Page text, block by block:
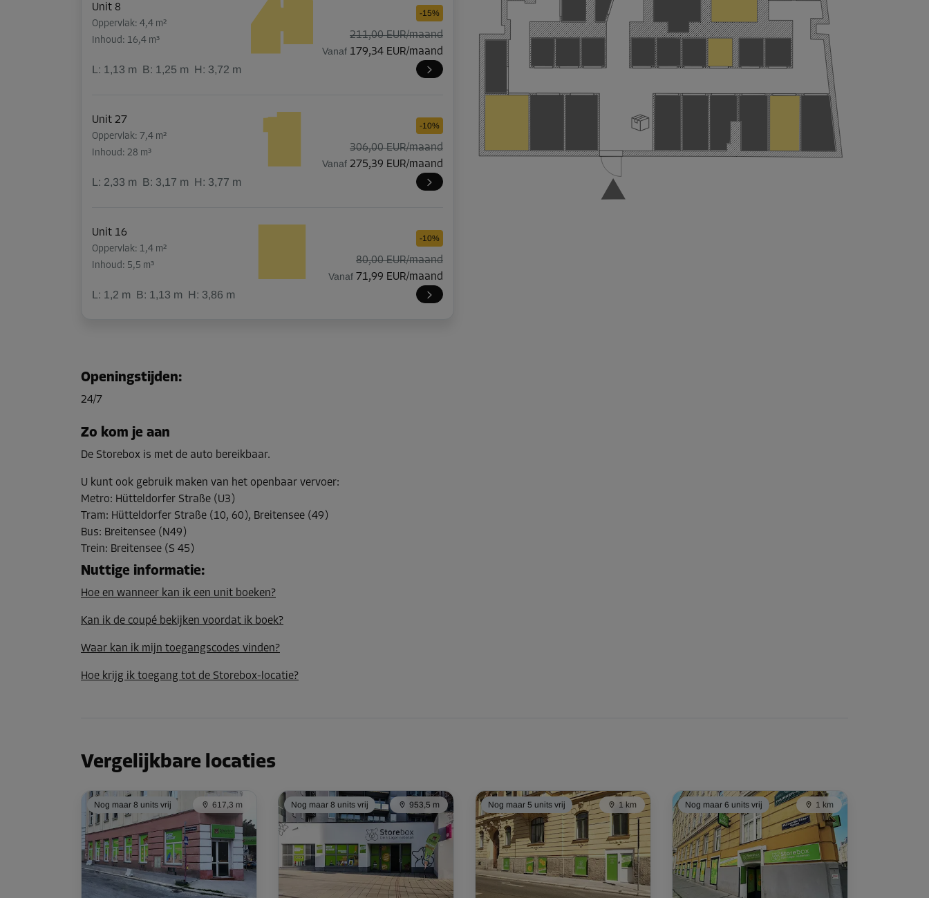
Unit 8
Oppervlak: 4,4 m²
Inhoud: 16,4 m³
L: 1,13 m B: 1,25 m H: 3,72 m
-15%
211,00 EUR/maand
Vanaf 179,34 EUR/maand
Unit 27
Oppervlak: 7,4 m²
Inhoud: 28 m³
L: 2,33 m B: 3,17 m H: 3,77 m
-10%
306,00 EUR/maand
Vanaf 275,39 EUR/maand
Unit 16
Oppervlak: 1,4 m²
Inhoud: 5,5 m³
L: 1,2 m B: 1,13 m H: 3,86 m
-10%
80,00 EUR/maand
Vanaf 71,99 EUR/maand
Inhoud: 12,8 m³
L:
Openingstijden:
24/7
Zo kom je aan
De Storebox is met de auto bereikbaar.
U kunt ook gebruik maken van het openbaar vervoer:
Metro: Hütteldorfer Straße (U3)
Tram: Hütteldorfer Straße (10, 60), Breitensee (49)
Bus: Breitensee (N49)
Trein: Breitensee (S 45)
Nuttige informatie:
Hoe en wanneer kan ik een unit boeken?
Kan ik de coupé bekijken voordat ik boek?
Waar kan ik mijn toegangscodes vinden?
Hoe krijg ik toegang tot de Storebox-locatie?
Vergelijkbare locaties
Nog maar 8 units vrij 617,3 m Nog maar 8 units vrij 953,5 m Nog maar 5 units vrij 1 km Nog maar 6 units vrij 1 km